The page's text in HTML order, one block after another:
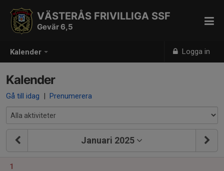
Kalender Logga in
VÄSTERÅS FRIVILLIGA SSF
Gevär 6,5
Kalender
Gå till idag | Prenumerera
Januari 2025
1